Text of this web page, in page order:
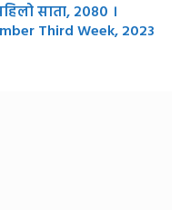
साता, २०८० ।
Third Week, 2023